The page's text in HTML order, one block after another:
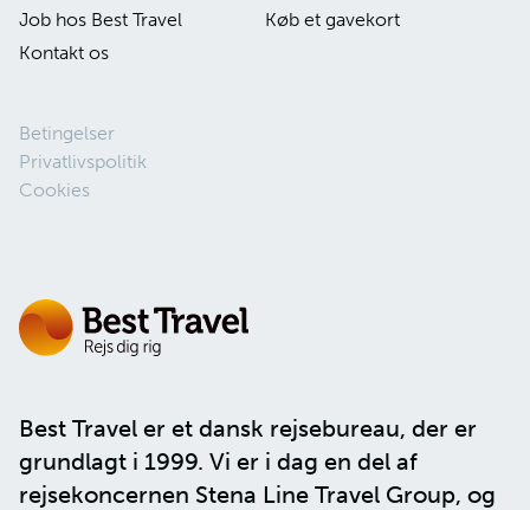
Best Travel er et dansk rejsebureau, der er
grundlagt i 1999. Vi er i dag en del af
rejsekoncernen Stena Line Travel Group, og
Job hos Best Travel
Køb et gavekort
Kontakt os
Betingelser
Privatlivspolitik
Cookies